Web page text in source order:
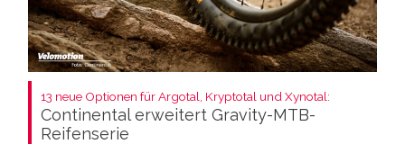
13 neue Optionen für Argotal, Kryptotal und Xynotal:
Continental erweitert Gravity-MTB-
Reifenserie